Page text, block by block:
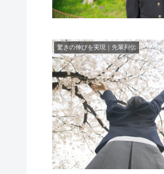
驚きの伸びを実現｜先輩列伝